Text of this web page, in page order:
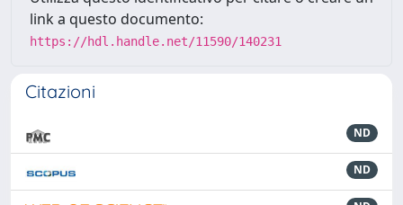
link a questo documento:
https://hdl.handle.net/11590/140231
Citazioni
ND
ND